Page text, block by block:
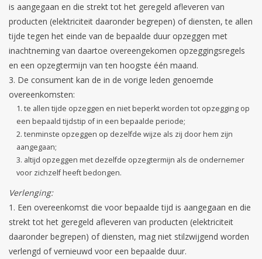
is aangegaan en die strekt tot het geregeld afleveren van
producten (elektriciteit daaronder begrepen) of diensten, te allen
tijde tegen het einde van de bepaalde duur opzeggen met
inachtneming van daartoe overeengekomen opzeggingsregels
en een opzegtermijn van ten hoogste één maand.
De consument kan de in de vorige leden genoemde
overeenkomsten:
te allen tijde opzeggen en niet beperkt worden tot opzegging op
een bepaald tijdstip of in een bepaalde periode;
tenminste opzeggen op dezelfde wijze als zij door hem zijn
aangegaan;
altijd opzeggen met dezelfde opzegtermijn als de ondernemer
voor zichzelf heeft bedongen.
Verlenging:
Een overeenkomst die voor bepaalde tijd is aangegaan en die
strekt tot het geregeld afleveren van producten (elektriciteit
daaronder begrepen) of diensten, mag niet stilzwijgend worden
verlengd of vernieuwd voor een bepaalde duur.